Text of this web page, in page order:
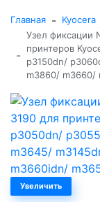
Главная - Kyocera
-
Узел фиксации
принтеров
p3150dn/
m3860/ m3660/
Увеличить